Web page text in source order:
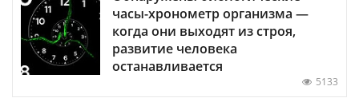
часы-хронометр организма —
когда они выходят из строя,
развитие человека
останавливается
5133